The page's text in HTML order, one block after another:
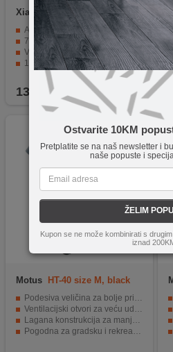
Ostvarite 10KM
Pretplatite se na naš newsletter i
naše popuste i
ŽELIM
Kupon se ne može kombinirati s
iznad
Xiaomi SH50 LED M
Aktivna i pasivna zaštita tijekom vožnje.
7 svijetlećih LED lampica za upozorenja.
Više načina rada osvjetljenja s jednom tipkom.
12 ventilacijskih otvora za bolje ventiliranje.
Trajna i vodootporna s dugotrajnom baterijom.
139,90KM
Motus HT-40 size M, black
Podesiva veličina za bolje pristajanje
Ventilacijski otvori za veću udobnost tokom vožnje
Lagana konstrukcija za manje opterećenje glave
Pogodna za gradsku i rekreativnu vožnju